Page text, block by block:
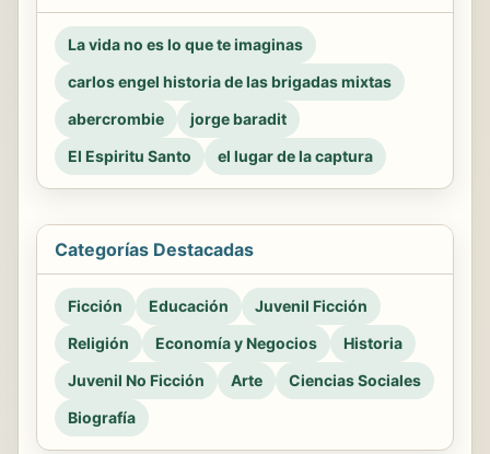
La vida no es lo que te imaginas
carlos engel historia de las brigadas mixtas
abercrombie
jorge baradit
El Espiritu Santo
el lugar de la captura
Categorías Destacadas
Ficción Educación
Juvenil Ficción
Religión
Economía y Negocios
Historia
Juvenil No Ficción
Arte
Ciencias Sociales
Biografía